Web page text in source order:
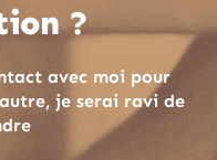
?
avec moi pour
je serai ravi de